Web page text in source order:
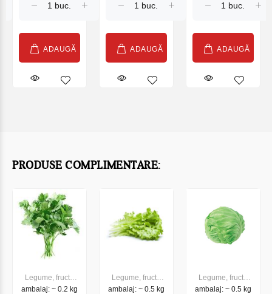
ADAUGĂ ADAUGĂ
buc, 3825 g
ADAUGĂ
PRODUSE COMPLIMENTARE:
Legume, fructe
proaspete
ambalaj: ~ 0.2 kg
Legume, fructe
proaspete
ambalaj: ~ 0.5 kg
Legume, fructe
proaspete
ambalaj: ~ 0.5 kg